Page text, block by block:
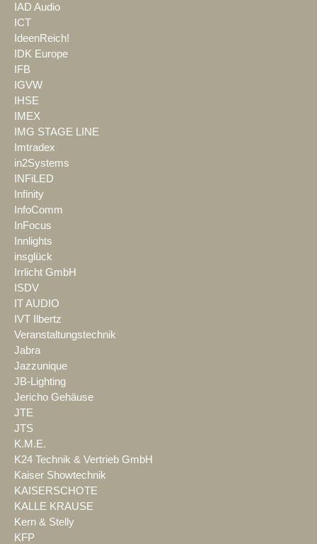
IAD Audio
ICT
IdeenReich!
IDK Europe
IFB
IGVW
IHSE
IMEX
IMG STAGE LINE
Imtradex
in2Systems
INFiLED
Infinity
InfoComm
InFocus
Innlights
insglück
Irrlicht GmbH
ISDV
IT AUDIO
IVT Ilbertz
Veranstaltungstechnik
Jabra
Jazzunique
JB-Lighting
Jericho Gehäuse
JTE
JTS
K.M.E.
K24 Technik & Vertrieb GmbH
Kaiser Showtechnik
KAISERSCHOTE
KALLE KRAUSE
Kern & Stelly
KFP